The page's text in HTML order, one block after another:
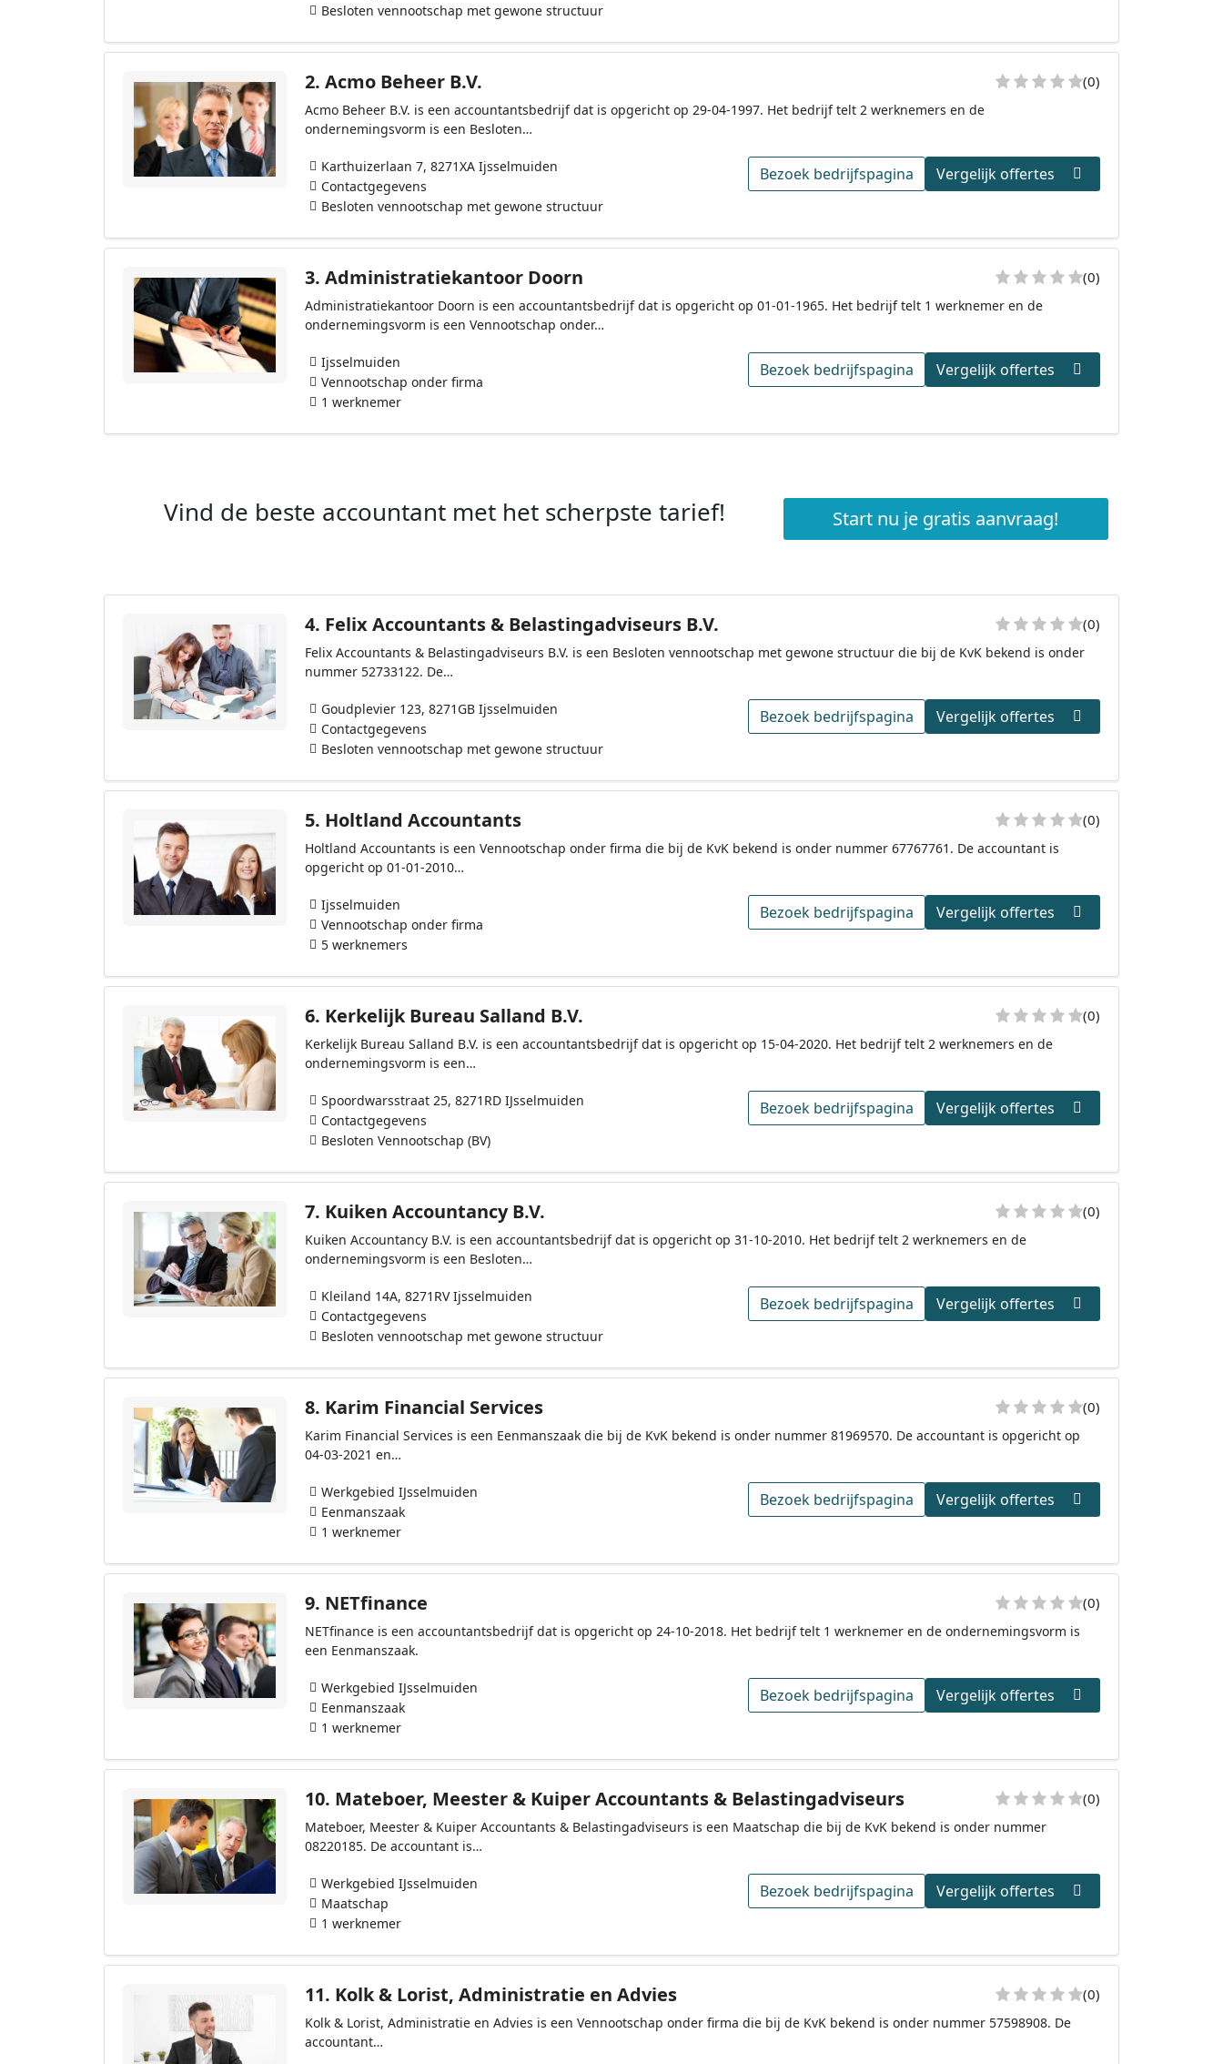
Besloten vennootschap met gewone structuur
2. Acmo Beheer B.V. (0)
Acmo Beheer B.V. is een accountantsbedrijf dat is opgericht op 29-04-1997. Het bedrijf telt 2 werknemers en de
ondernemingsvorm is een Besloten…
Karthuizerlaan 7, 8271XA Ijsselmuiden
Contactgegevens
Besloten vennootschap met gewone structuur
Bezoek bedrijfspagina Vergelijk offertes
3. Administratiekantoor Doorn (0)
Administratiekantoor Doorn is een accountantsbedrijf dat is opgericht op 01-01-1965. Het bedrijf telt 1 werknemer en de
ondernemingsvorm is een Vennootschap onder…
Ijsselmuiden
Vennootschap onder firma
1 werknemer
Bezoek bedrijfspagina Vergelijk offertes
Vind de beste accountant met het scherpste tarief! Start nu je gratis aanvraag!
4. Felix Accountants & Belastingadviseurs B.V. (0)
Felix Accountants & Belastingadviseurs B.V. is een Besloten vennootschap met gewone structuur die bij de KvK bekend is onder
nummer 52733122. De…
Goudplevier 123, 8271GB Ijsselmuiden
Contactgegevens
Besloten vennootschap met gewone structuur
Bezoek bedrijfspagina Vergelijk offertes
5. Holtland Accountants (0)
Holtland Accountants is een Vennootschap onder firma die bij de KvK bekend is onder nummer 67767761. De accountant is
opgericht op 01-01-2010…
Ijsselmuiden
Vennootschap onder firma
5 werknemers
Bezoek bedrijfspagina Vergelijk offertes
6. Kerkelijk Bureau Salland B.V. (0)
Kerkelijk Bureau Salland B.V. is een accountantsbedrijf dat is opgericht op 15-04-2020. Het bedrijf telt 2 werknemers en de
ondernemingsvorm is een…
Spoordwarsstraat 25, 8271RD IJsselmuiden
Contactgegevens
Besloten Vennootschap (BV)
Bezoek bedrijfspagina Vergelijk offertes
7. Kuiken Accountancy B.V. (0)
Kuiken Accountancy B.V. is een accountantsbedrijf dat is opgericht op 31-10-2010. Het bedrijf telt 2 werknemers en de
ondernemingsvorm is een Besloten…
Kleiland 14A, 8271RV Ijsselmuiden
Contactgegevens
Besloten vennootschap met gewone structuur
Bezoek bedrijfspagina Vergelijk offertes
8. Karim Financial Services (0)
Karim Financial Services is een Eenmanszaak die bij de KvK bekend is onder nummer 81969570. De accountant is opgericht op
04-03-2021 en…
Werkgebied IJsselmuiden
Eenmanszaak
1 werknemer
Bezoek bedrijfspagina Vergelijk offertes
9. NETfinance (0)
NETfinance is een accountantsbedrijf dat is opgericht op 24-10-2018. Het bedrijf telt 1 werknemer en de ondernemingsvorm is
een Eenmanszaak.
Werkgebied IJsselmuiden
Eenmanszaak
1 werknemer
Bezoek bedrijfspagina Vergelijk offertes
10. Mateboer, Meester & Kuiper Accountants & Belastingadviseurs (0)
Mateboer, Meester & Kuiper Accountants & Belastingadviseurs is een Maatschap die bij de KvK bekend is onder nummer
08220185. De accountant is…
Werkgebied IJsselmuiden
Maatschap
1 werknemer
Bezoek bedrijfspagina Vergelijk offertes
11. Kolk & Lorist, Administratie en Advies (0)
Kolk & Lorist, Administratie en Advies is een Vennootschap onder firma die bij de KvK bekend is onder nummer 57598908. De
accountant…